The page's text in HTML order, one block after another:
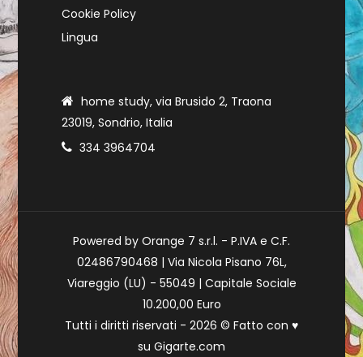
Cookie Policy
Lingua
home study, via Brusido 2, Traona
23019, Sondrio, Italia
334 3964704
Powered by Orange 7 s.r.l. - P.IVA e C.F.
02486790468 | Via Nicola Pisano 76L,
Viareggio (LU) - 55049 | Capitale Sociale
10.200,00 Euro
Tutti i diritti riservati - 2026 © Fatto con ♥
su Gigarte.com